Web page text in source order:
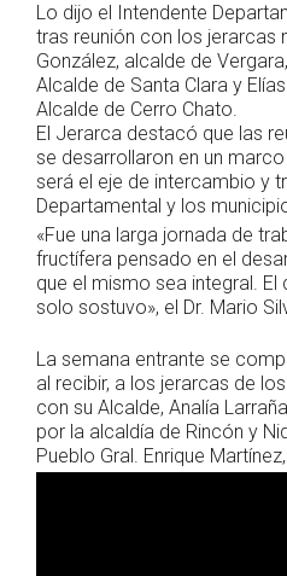
Lo dijo el Intendente
tras reunión con los jerarcas
González, alcalde de
Alcalde de Santa Clara y
Alcalde de Cerro Chato.
El Jerarca destacó que las
se desarrollaron en un
será el eje de intercambio y
Departamental y los
«Fue una larga jornada de
fructífera pensado en el
que el mismo sea integral.
solo sostuvo», el Dr. Mario
La semana entrante se
al recibir, a los jerarcas de
con su Alcalde, Analía
por la alcaldía de Rincón y
Pueblo Gral. Enrique